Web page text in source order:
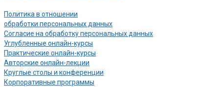
Политика в отношении
обработки персональных данных
Согласие на обработку персональных данных
Углубленные онлайн-курсы
Практические онлайн-курсы
Авторские онлайн-лекции
Круглые столы и конференции
Корпоративные программы